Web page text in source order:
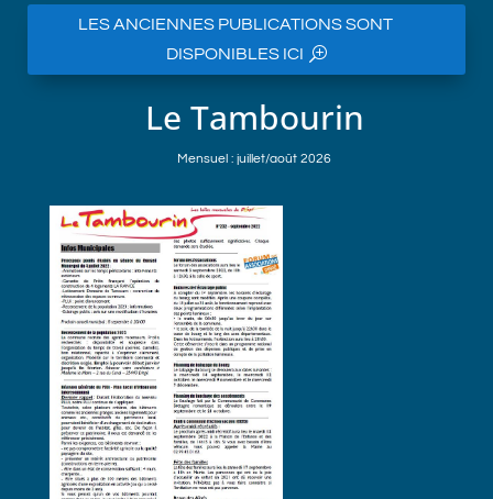
LES ANCIENNES PUBLICATIONS SONT
DISPONIBLES ICI
Le Tambourin
Mensuel : juillet/août 2026